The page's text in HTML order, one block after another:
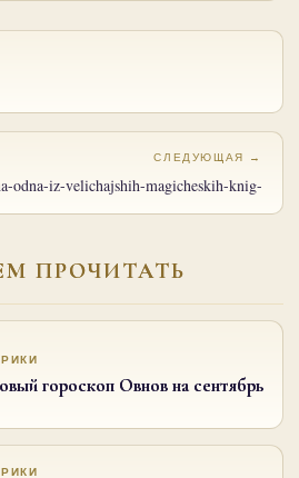
СЛЕДУЮЩАЯ →
odna-iz-velichajshih-magicheskih-knig-
ПРОЧИТАТЬ
гороскоп Овнов на сентябрь